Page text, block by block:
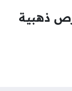
ذهبية